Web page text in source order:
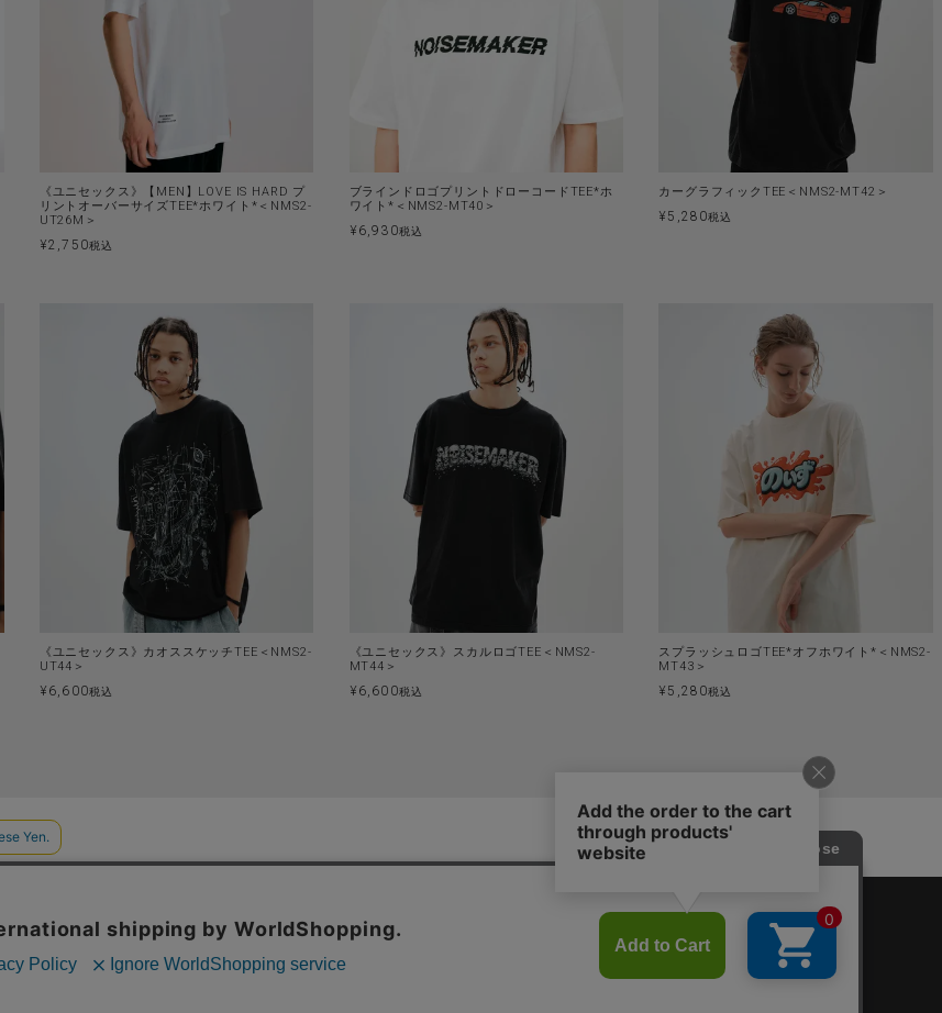
《ユニセックス》【MEN】LOVE IS HARD プ
リントオーバーサイズTEE*ホワイト*＜NMS2-
UT26M＞
¥2,750税込
ブラインドロゴプリントドローコードTEE*ホ
ワイト*＜NMS2-MT40＞
¥ 6,930税込
カーグラフィックTEE＜NMS2-MT42＞
¥ 5,280税込
《ユニセックス》カオススケッチTEE＜NMS2-
UT44＞
¥ 6,600税込
《ユニセックス》スカルロゴTEE＜NMS2-
MT44＞
¥ 6,600税込
スプラッシュロゴTEE*オフホワイト*＜NMS2-
MT43＞
¥ 5,280税込
PRIVACY POLICY SHOPPING GUIDE
▶︎ ZOZO TOWN ▶︎ Rakuten Fashion